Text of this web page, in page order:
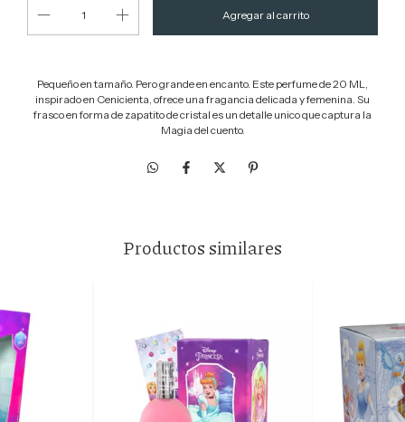
Pequeño en tamaño. Pero grande en encanto. Este perfume de 20 ML,
inspirado en Cenicienta, ofrece una fragancia delicada y femenina. Su
frasco en forma de zapatito de cristal es un detalle unico que captura la
Magia del cuento.
Productos similares